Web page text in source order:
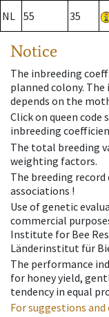
NL 55 35
Notice
The inbreeding
planned colony.
depends on the
Click on queen code
inbreeding
The total breeding
weighting factors.
The breeding
associations !
Use of genetic
commercial
Institute for Bee
Länderinstitut für
The performance
for honey yield,
tendency in equal
For suggestions